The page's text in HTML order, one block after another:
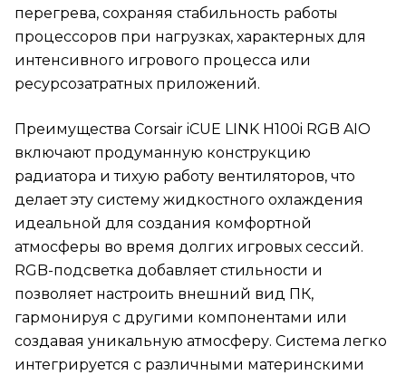
перегрева, сохраняя стабильность работы
процессоров при нагрузках, характерных для
интенсивного игрового процесса или
ресурсозатратных приложений.
Преимущества Corsair iCUE LINK H100i RGB AIO
включают продуманную конструкцию
радиатора и тихую работу вентиляторов, что
делает эту систему жидкостного охлаждения
идеальной для создания комфортной
атмосферы во время долгих игровых сессий.
RGB-подсветка добавляет стильности и
позволяет настроить внешний вид ПК,
гармонируя с другими компонентами или
создавая уникальную атмосферу. Система легко
интегрируется с различными материнскими